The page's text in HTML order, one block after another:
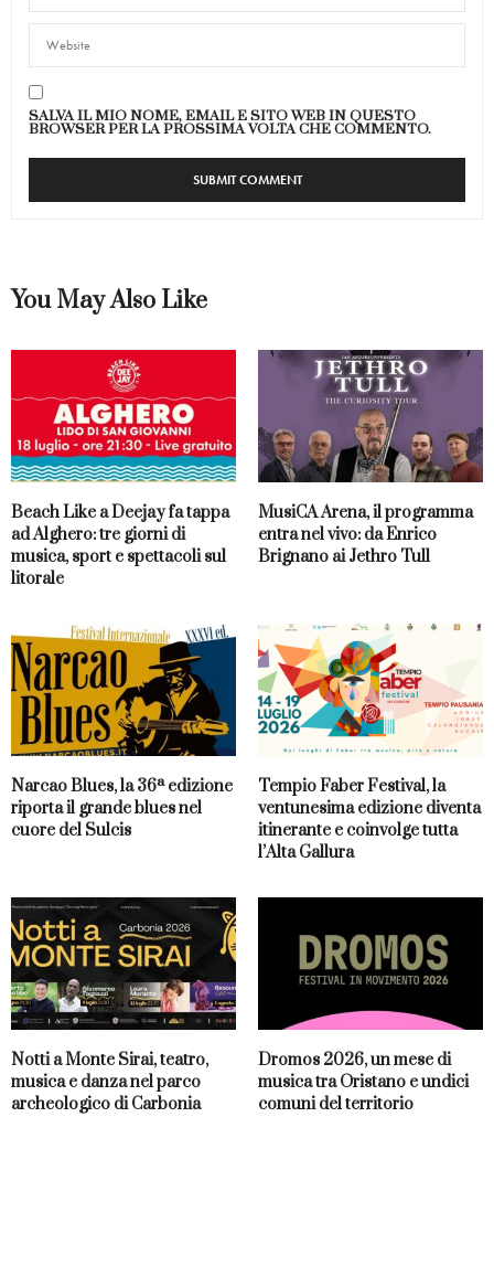
SALVA IL MIO NOME, EMAIL E SITO WEB IN QUESTO
BROWSER PER LA PROSSIMA VOLTA CHE COMMENTO.
You May Also Like
Beach Like a Deejay fa tappa
ad Alghero: tre giorni di
musica, sport e spettacoli sul
litorale
MusiCA Arena, il programma
entra nel vivo: da Enrico
Brignano ai Jethro Tull
Narcao Blues, la 36ª edizione
riporta il grande blues nel
cuore del Sulcis
Tempio Faber Festival, la
ventunesima edizione diventa
itinerante e coinvolge tutta
l’Alta Gallura
Notti a Monte Sirai, teatro,
musica e danza nel parco
archeologico di Carbonia
Dromos 2026, un mese di
musica tra Oristano e undici
comuni del territorio